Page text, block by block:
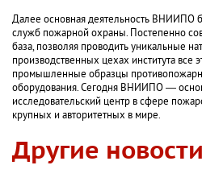
Далее основная деятельность ВНИИПО
служб пожарной охраны. Постепенно
база, позволяя проводить уникальные
производственных цехах института все
промышленные образцы
оборудования. Сегодня ВНИИПО —
исследовательский центр в сфере
крупных и авторитетных в мире.
Другие